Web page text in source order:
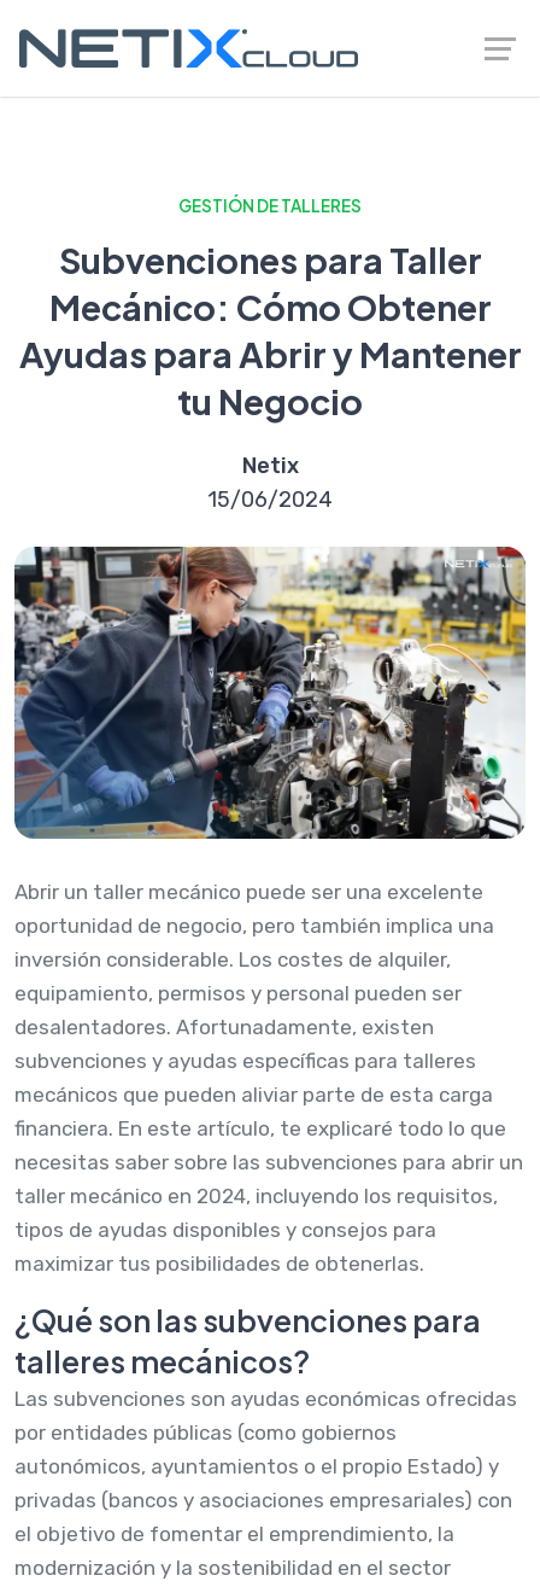
GESTIÓN DE TALLERES
Subvenciones para Taller
Mecánico: Cómo Obtener
Ayudas para Abrir y Mantener
tu Negocio
Netix
15/06/2024
Abrir un taller mecánico puede ser una excelente
oportunidad de negocio, pero también implica una
inversión considerable. Los costes de alquiler,
equipamiento, permisos y personal pueden ser
desalentadores. Afortunadamente, existen
subvenciones y ayudas específicas para talleres
mecánicos que pueden aliviar parte de esta carga
financiera. En este artículo, te explicaré todo lo que
necesitas saber sobre las subvenciones para abrir un
taller mecánico en 2024, incluyendo los requisitos,
tipos de ayudas disponibles y consejos para
maximizar tus posibilidades de obtenerlas.
¿Qué son las subvenciones para
talleres mecánicos?
Las subvenciones son ayudas económicas ofrecidas
por entidades públicas (como gobiernos
autonómicos, ayuntamientos o el propio Estado) y
privadas (bancos y asociaciones empresariales) con
el objetivo de fomentar el emprendimiento, la
modernización y la sostenibilidad en el sector